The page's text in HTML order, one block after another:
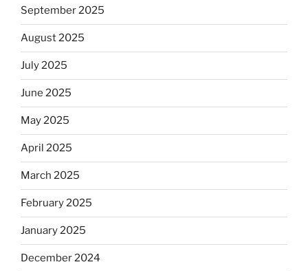
September 2025
August 2025
July 2025
June 2025
May 2025
April 2025
March 2025
February 2025
January 2025
December 2024